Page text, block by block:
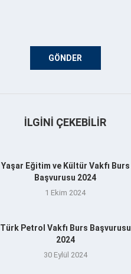
İLGINI ÇEKEBILIR
Yaşar Eğitim ve Kültür Vakfı Burs
Başvurusu 2024
1 Ekim 2024
Türk Petrol Vakfı Burs Başvurusu
2024
30 Eylül 2024